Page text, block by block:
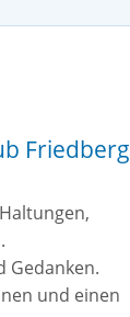
Friedberg
Gedanken.
und einen